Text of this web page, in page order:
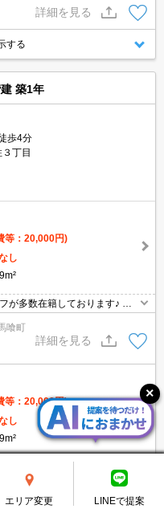
詳細を見る
する
築1年
歩4分
丁目
等：20,000円)
し
多数在籍しております♪ 初
ん♪弊社ではネットに掲載され
すので気になる物件は全て申
喰町
詳細を見る
等：20,000円)
し
ン内覧・オンライン契約等弊
ん♪弊社ではネットに掲載され
すので気になる物件は全て申
詳細を見る
エリア変更 LINEで提案